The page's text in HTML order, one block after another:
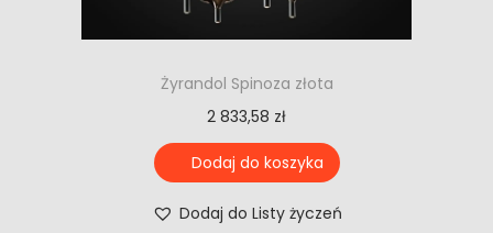
Żyrandol Spinoza złota
2 833,58 zł
Dodaj do koszyka
Dodaj do Listy życzeń